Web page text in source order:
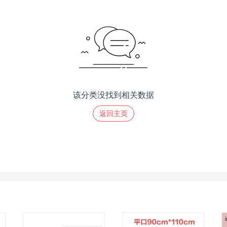
该分类没找到相关数据
返回主页